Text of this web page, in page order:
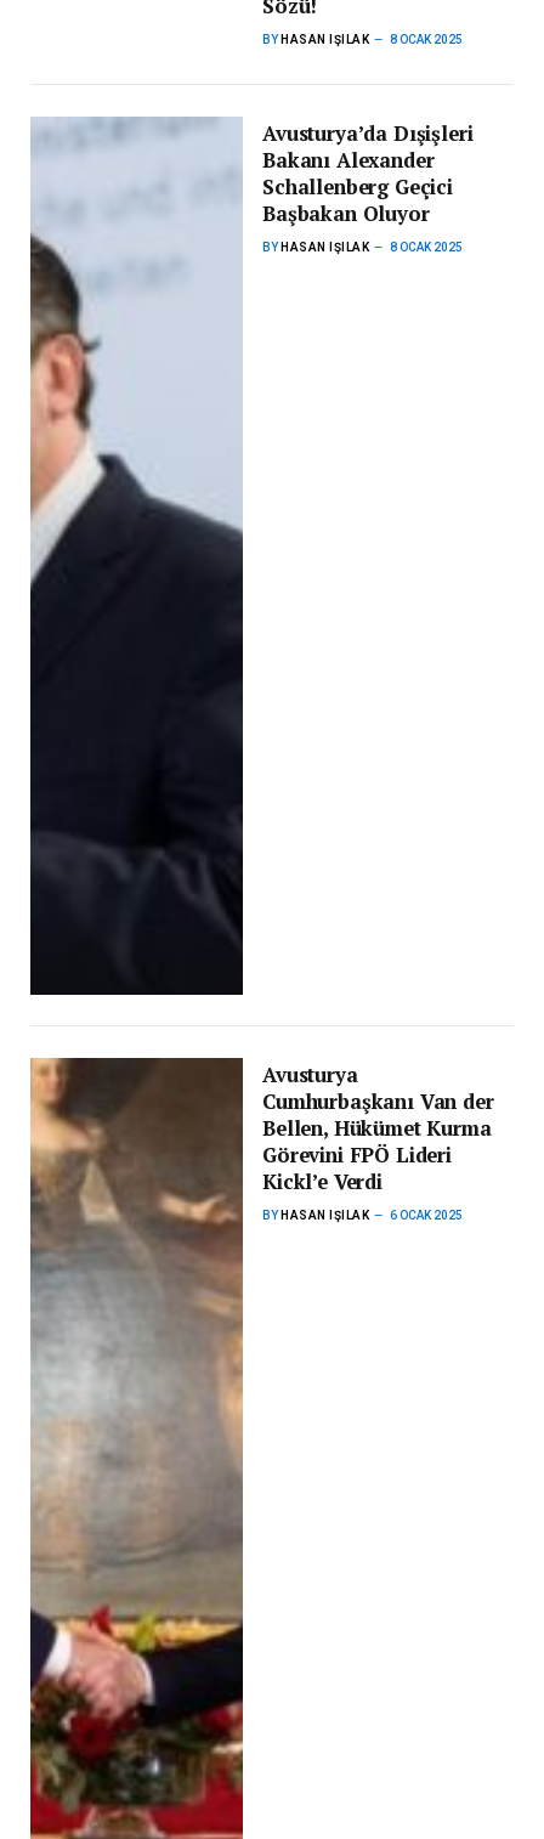
Sözü!
BY HASAN IŞILAK 8 OCAK 2025
Avusturya’da Dışişleri
Bakanı Alexander
Schallenberg Geçici
Başbakan Oluyor
BY HASAN IŞILAK 8 OCAK 2025
Avusturya
Cumhurbaşkanı Van der
Bellen, Hükümet Kurma
Görevini FPÖ Lideri
Kickl’e Verdi
BY HASAN IŞILAK 6 OCAK 2025